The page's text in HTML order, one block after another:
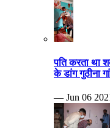
पति करता था
के डांग गुठीना
— Jun 06